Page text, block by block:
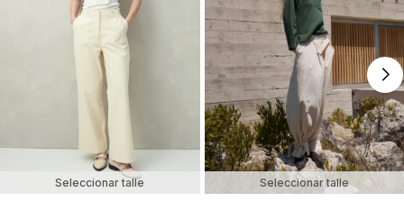
Seleccionar talle Seleccionar talle